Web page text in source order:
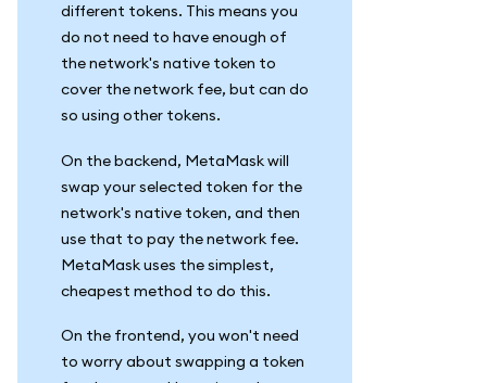
different tokens. This means you
do not need to have enough of
the network's native token to
cover the network fee, but can do
so using other tokens.
On the backend, MetaMask will
swap your selected token for the
network's native token, and then
use that to pay the network fee.
MetaMask uses the simplest,
cheapest method to do this.
On the frontend, you won't need
to worry about swapping a token